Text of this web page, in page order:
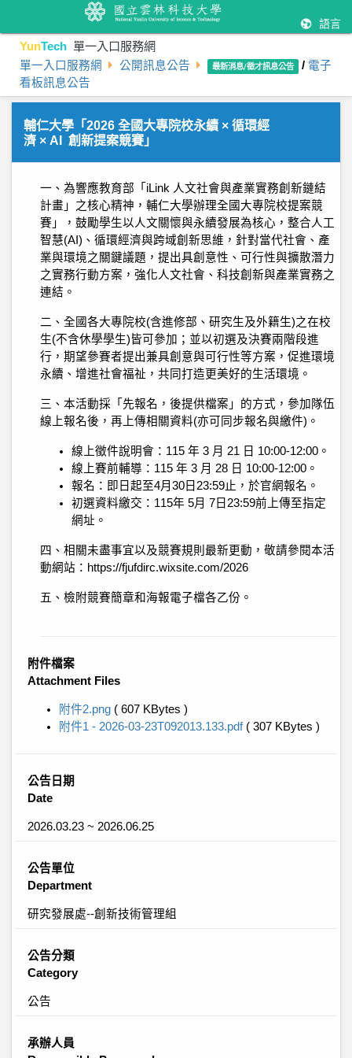
語言
YunTech 單一入口服務網
單一入口服務網 公開訊息公告 最新消息/徵才訊息公告 / 電子
看板訊息公告
輔仁大學「2026 全國大專院校永續 × 循環經
濟 × AI 創新提案競賽」
一、為響應教育部「iLink 人文社會與產業實務創新鏈結
計畫」之核心精神，輔仁大學辦理全國大專院校提案競
賽」，鼓勵學生以人文關懷與永續發展為核心，整合人工
智慧(AI)、循環經濟與跨域創新思維，針對當代社會、產
業與環境之關鍵議題，提出具創意性、可行性與擴散潛力
之實務行動方案，強化人文社會、科技創新與產業實務之
連結。
二、全國各大專院校(含進修部、研究生及外籍生)之在校
生(不含休學學生)皆可參加；並以初選及決賽兩階段進
行，期望參賽者提出兼具創意與可行性等方案，促進環境
永續、增進社會福祉，共同打造更美好的生活環境。
三、本活動採「先報名，後提供檔案」的方式，參加隊伍
線上報名後，再上傳相關資料(亦可同步報名與繳件)。
線上徵件說明會：115 年 3 月 21 日 10:00-12:00。
線上賽前輔導：115 年 3 月 28 日 10:00-12:00。
報名：即日起至4月30日23:59止，於官網報名。
初選資料繳交：115年 5月 7日23:59前上傳至指定
網址。
四、相關未盡事宜以及競賽規則最新更動，敬請參閱本活
動網站：https://fjufdirc.wixsite.com/2026
五、檢附競賽簡章和海報電子檔各乙份。
附件檔案
Attachment Files
附件2.png ( 607 KBytes )
附件1 - 2026-03-23T092013.133.pdf ( 307 KBytes )
公告日期
Date
2026.03.23 ~ 2026.06.25
公告單位
Department
研究發展處--創新技術管理組
公告分類
Category
公告
承辦人員